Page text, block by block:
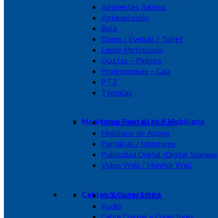
Ambientes Salinos
Antiexplosión
Bala
Domo / Eyeball / Turret
Lente Motorizado
Ocultas – Pinhole
Profesionales – Caja
PTZ
Térmicas
Monitores Pantallas Y Mobiliario
Estaciones de Trabajo
Mobiliario de Apoyo
Pantallas / Monitores
Publicidad Digital (Digital
Video Wall / Monitor Wall
Cables Y Conectores
Adaptador a RCA
Audio